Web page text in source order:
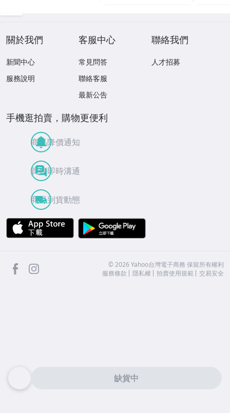
缺貨中
關於我們
新聞中心
服務說明
客服中心
常見問答
聯絡客服
最新公告
聯絡我們
人才招募
手機逛拍賣，購物更便利
商品降價通知
買賣即時溝通
商品到貨動態
APP Store
facebook ©2026 Yahoo台灣電子商務 保留所有權利
服務條款
隱私權 拍賣使用規範 交易安全